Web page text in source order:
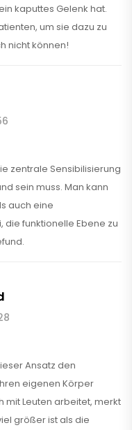
kaputtes Gelenk hat.
um sie dazu zu
nicht können!
zentrale Sensibilisierung
sein muss. Man kann
auch eine
die funktionelle Ebene zu
Ansatz den
eigenen Körper
mit Leuten arbeitet, merkt
größer ist als die